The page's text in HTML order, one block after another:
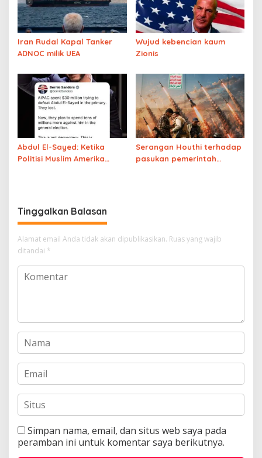
Iran
Iran Rudal Kapal Tanker
ADNOC milik UEA
Wujud kebencian kaum
Zionis
Abdul El-Sayed: Ketika
Politisi Muslim Amerika
Serangan Houthi terhadap
pasukan pemerintah
Tinggalkan Balasan
Alamat email Anda tidak akan dipublikasikan. Ruas yang wajib
ditandai *
Simpan nama, email, dan situs web saya pada
peramban ini untuk komentar saya berikutnya.